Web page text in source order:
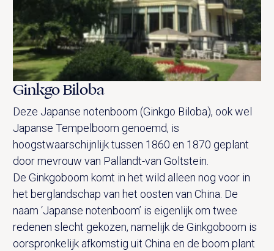
Ginkgo Biloba
Deze Japanse notenboom (Ginkgo Biloba), ook wel
Japanse Tempelboom genoemd, is
hoogstwaarschijnlijk tussen 1860 en 1870 geplant
door mevrouw van Pallandt-van Goltstein.
De Ginkgoboom komt in het wild alleen nog voor in
het berglandschap van het oosten van China. De
naam ‘Japanse notenboom’ is eigenlijk om twee
redenen slecht gekozen, namelijk de Ginkgoboom is
oorspronkelijk afkomstig uit China en de boom plant